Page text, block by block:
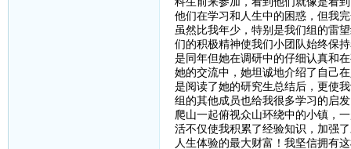
他们在学习和人生中的困惑，但我
虽然比我年少，特别是我们组的雷
们的积极精神使我们小团队始终保
是同年但她在调研中的仔细认真和
她的交流中，她坦诚地介绍了自己
是阅读了她的研究生总结后，更使
组的其他成员也给我很多学习的启
爬山一起俯视众山环绕中的小镇，
活不仅使我积累了经验知识，加强
人生体验的最大财富！我坚信拥有